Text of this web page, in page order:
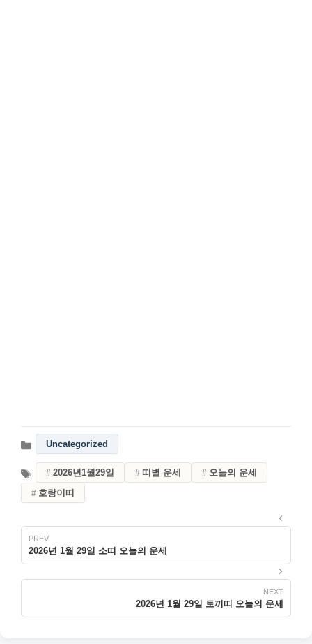
Uncategorized
2026년1월29일 띠별 운세
오늘의 운세
호랑이띠
2026년 1월 29일 소띠 오늘의 운세
2026년 1월 29일 토끼띠 오늘의 운세